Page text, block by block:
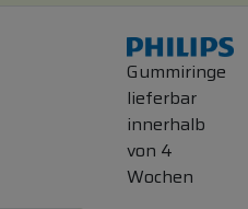
Gummiringe
lieferbar
innerhalb
von 4
Wochen